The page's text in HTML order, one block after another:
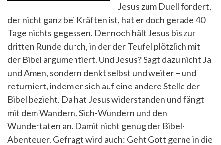
Jesus zum Duell fordert,
der nicht ganz bei Kräften ist, hat er doch gerade 40
Tage nichts gegessen. Dennoch hält Jesus bis zur
dritten Runde durch, in der der Teufel plötzlich mit
der Bibel argumentiert. Und Jesus? Sagt dazu nicht Ja
und Amen, sondern denkt selbst und weiter – und
returniert, indem er sich auf eine andere Stelle der
Bibel bezieht. Da hat Jesus widerstanden und fängt
mit dem Wandern, Sich-Wundern und den
Wundertaten an. Damit nicht genug der Bibel-
Abenteuer. Gefragt wird auch: Geht Gott gerne in die